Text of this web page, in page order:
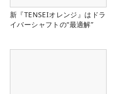
新『TENSEIオレンジ』はドラ
イバーシャフトの“最適解”